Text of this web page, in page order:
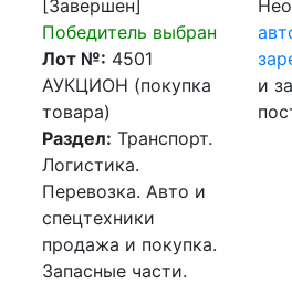
[Завершен]
Победитель выбран
Лот №: 4501
АУКЦИОН (покупка
товара)
Раздел: Транспорт.
Логистика.
Перевозка. Авто и
спецтехники
продажа и покупка.
Запасные части.
и